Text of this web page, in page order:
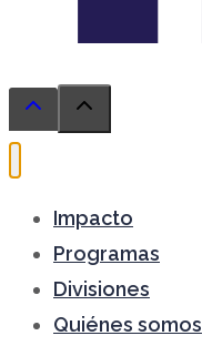
in
tab
Impacto
Programas
Divisiones
Quiénes somos